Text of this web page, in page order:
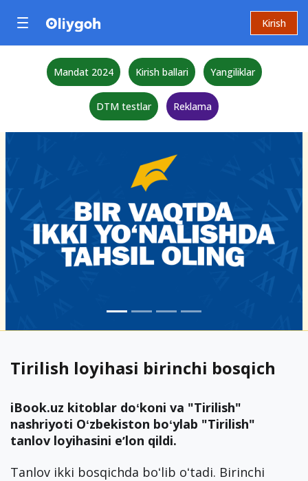
Kirish
Mandat 2024 Kirish ballari Yangiliklar
DTM testlar Reklama
Tirilish loyihasi birinchi bosqich
iBook.uz kitoblar doʻkoni va "Tirilish"
nashriyoti Oʻzbekiston boʻylab "Tirilish"
tanlov loyihasini eʼlon qildi.
Tanlov ikki bosqichda boʻlib oʻtadi. Birinchi